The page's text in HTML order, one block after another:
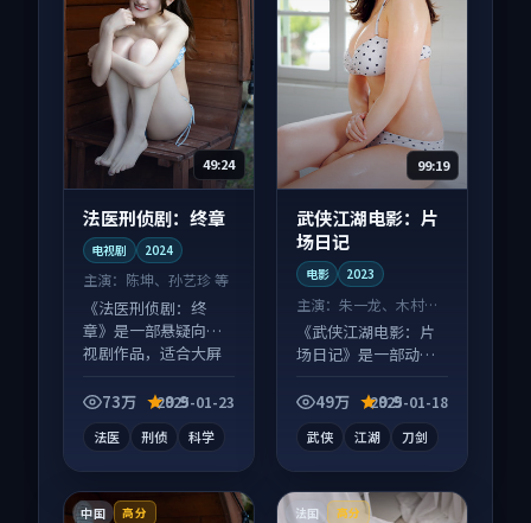
49:24
法医刑侦剧：终章
电视剧 2024
主演： 陈坤、孙艺珍 等
《法医刑侦剧：终
章》是一部悬疑向电
视剧作品，适合大屏
富。73万 9.9
2025-01-23
法医 刑侦 科学
99:19
武侠江湖电影：片
场日记
电影 2023
主演：朱一龙、木村拓
哉 等
《武侠江湖电影：片
场日记》是一部动作
屏端观看，细节更丰
49万 9.9
2025-01-18
武侠 江湖 刀剑
中国 高分 法国 高分